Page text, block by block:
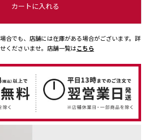
カートに入れる
合でも、店舗には在庫がある場合がございます。詳
くださいませ。店舗一覧はこちら